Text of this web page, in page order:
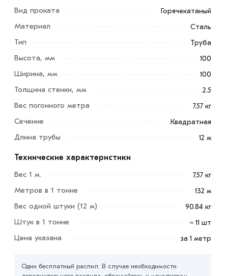
Труба профильная 100х100х2.5 мм - это прокат
квадратного сечения, используемая в строительстве,
промышленности и сельском хозяйстве. Шовные трубы
горячедеформированного типа отличаются особой
Имеет высокий показатель пластичности и вязкости. В
имеет небольшой вес, благодаря чему обеспечивается
Вид проката Горячекатаный
Материал Сталь
Тип Труба
Высота, мм 100
Ширина, мм 100
Толщина стенки, мм 2.5
Вес погонного метра 7.57 кг
Сечение Квадратная
Длина трубы 12 м
Технические характеристики
Вес 1 м.
7.57 кг
Метров в 1 тонне 132 м
Вес одной штуки (12 м) 90.84 кг
Штук в 1 тонне ≈ 11 шт
Цена указана за 1 метр
Один бесплатный распил. В случае необходимости